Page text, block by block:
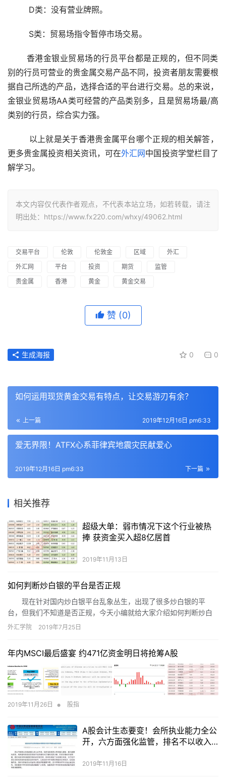
  D类：没有营业牌照。
  S类：贸易场指令暂停市场交易。
别的行员可营业的贵金属交易产品不同，投资者朋友需要根
据自己所选的产品，选择合适的平台进行交易。总的来说，
金银业贸易场AA类可经营的产品类别多，且是贸易场最/高
类别的行员，综合实力强。
更多贵金属投资相关资讯，可在外汇网中国投资学堂栏目了
解学习。
本文内容仅代表作者观点，不代表本站立场，如若转载，请注
明出处：https://www.fx220.com/whxy/49062.html
交易平台 伦敦 伦敦金 区域
外汇
外汇网
平台 投资 期货
监管
贵金属
香港 黄金 黄金交易
赞 (0)
0 0
生成海报
如何运用现货黄金交易有特点，让交易游刃有余？
上一篇 2019年12月16日 pm6:33
爱无界限！ATFX心系菲律宾地震灾民献爱心
下一篇
2019年12月16日 pm6:33
相关推荐
超级大单：弱市情况下这个行业被热
捧 获资金买入超8亿居首
2019年11月13日
如何判断炒白银的平台是否正规
现在针对国内炒白银平台乱象丛生，出现了很多炒白银的平
台，但我们不知道是否正规，今天小编就给大家介绍如何判断炒白
银的平台是否正规。
外汇学院 2019年7月25日
年内MSCI最后盛宴 约471亿资金明日将抢筹A股
2019年11月26日 • 股指
A股会计生态要变！会所执业能力全公
开，六方面强化监管，排名不以收入
2019年11月16日